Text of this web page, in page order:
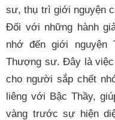
sư, thụ trì giới nguyện
Đối với những hành
nhớ đến giới nguyện
Thượng sư. Đây là
cho người sắp chết
liêng với Bậc Thầy,
vàng trước sự hiện